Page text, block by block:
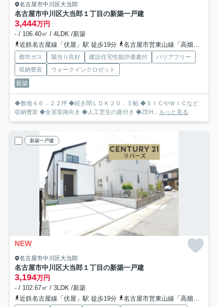
名古屋市中川区大当郎
名古屋市中川区大当郎１丁目の新築一戸建
3,444万円
- / 106.40㎡ / 4LDK /新築
近鉄名古屋線「伏屋」駅 徒歩19分
名古屋市営東山線「高畑」駅 徒歩33分
都市ガス 陽当り良好 建設住宅性能評価書付
バリアフリー
収納豊富
ウォークインクロゼット
新築
◆敷地４６．２２坪 ◆続き間ＬＤＫ２０．５帖 ◆ＳＩＣやＷＩＣなど
収納豊富 ◆全居室南向き ◆人工芝生の庭付き ◆ZEH... もっと見る
新築一戸建
NEW
名古屋市中川区大当郎
名古屋市中川区大当郎１丁目の新築一戸建
3,194万円
- / 102.67㎡ / 3LDK /新築
近鉄名古屋線「伏屋」駅 徒歩19分
名古屋市営東山線「高畑」駅 徒歩33分